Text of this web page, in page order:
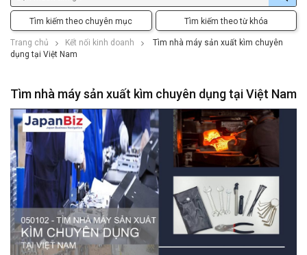
Tìm kiếm theo chuyên mục Tìm kiếm theo từ khóa
Trang chủ Kết nối kinh doanh
Tìm nhà máy sản xuất kìm chuyên
dụng tại Việt Nam
Tìm nhà máy sản xuất kìm chuyên dụng tại Việt Nam